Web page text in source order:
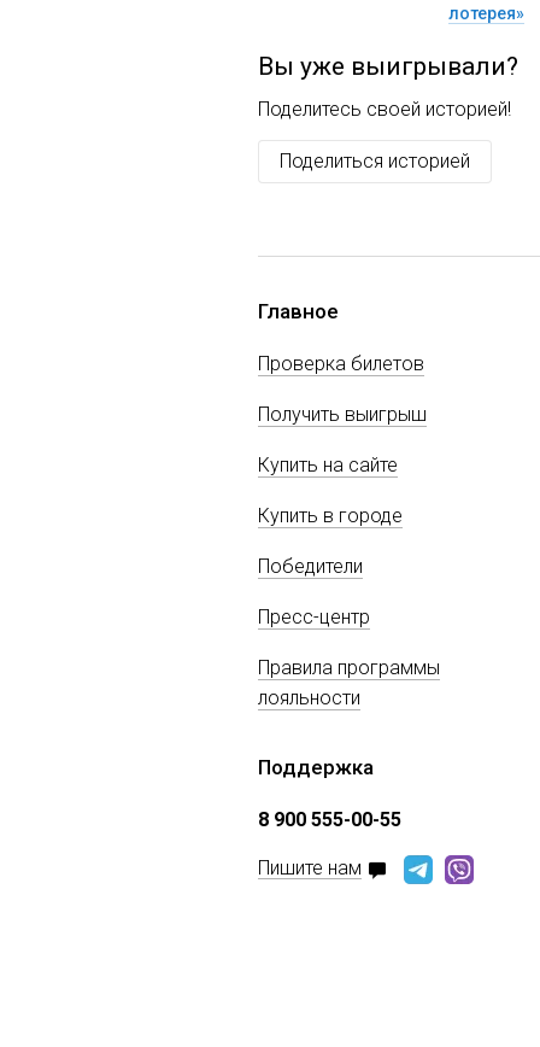
лотерея»
Вы уже выигрывали?
Поделитесь своей историей!
Поделиться историей
Главное
Проверка билетов
Получить выигрыш
Купить на сайте
Купить в городе
Победители
Пресс-центр
Правила программы
лояльности
Поддержка
8 900 555-00-55
Пишите нам